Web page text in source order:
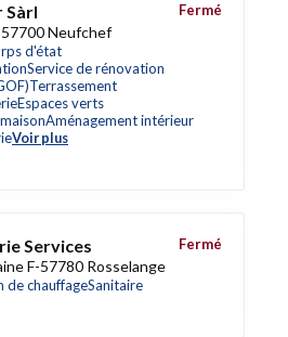
Sàrl
Neufchef
d'état
Service de rénovation
Terrassement
Espaces verts
Aménagement intérieur
Voir plus
Fermé
Services
F-57780 Rosselange
de chauffageSanitaire
Fermé